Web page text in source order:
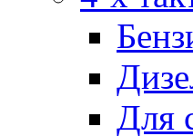
Для